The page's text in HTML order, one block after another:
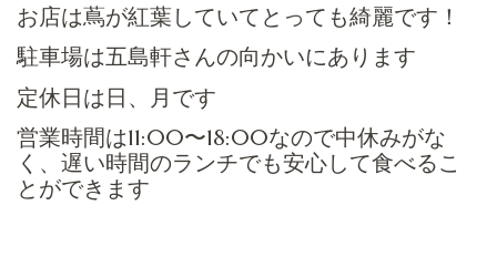
お店は蔦が紅葉していてとっても綺麗です！
駐車場は五島軒さんの向かいにあります
定休日は日、月です
営業時間は11:00〜18:00なので中休みがな
く、遅い時間のランチでも安心して食べるこ
とができます